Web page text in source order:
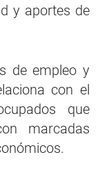
y aportes de
de empleo y
con el
que
marcadas